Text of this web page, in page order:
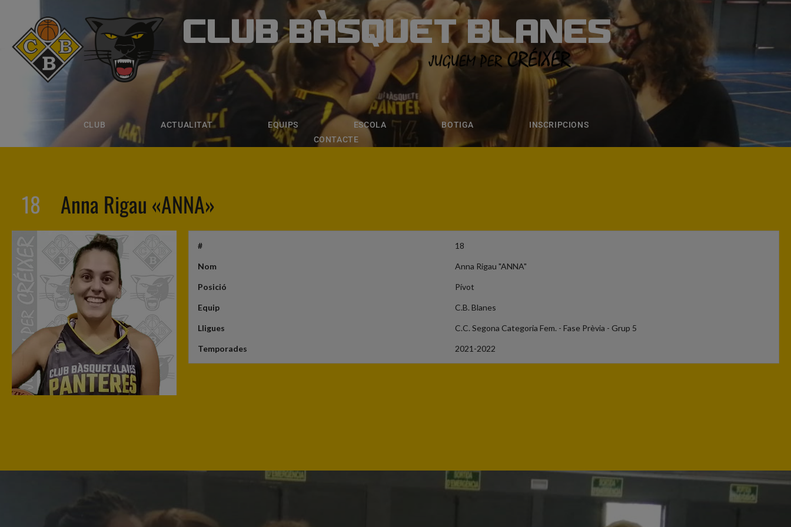
CLUB BÀSQUET BLANES
CLUB ACTUALITAT EQUIPS ESCOLA BOTIGA
INSCRIPCIONS
CONTACTE
CLUB BÀSQUET BLANES
ACTUALITAT ESCOLA BOTIGA INSCRIPCIONS
18 Anna Rigau «ANNA»
# 18
Nom Anna Rigau "ANNA"
Posició Pívot
Equip C.B. Blanes
Lligues C.C. Segona Categoria Fem. - Fase Prèvia - Grup 5
Temporades 2021-2022